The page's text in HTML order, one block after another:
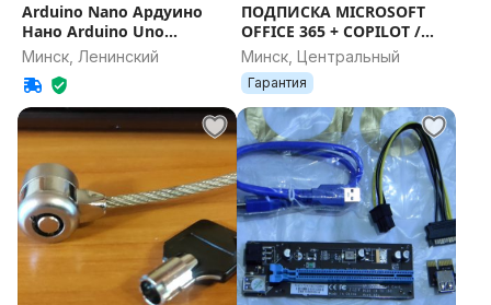
Arduino Nano Ардуино
Нано Arduino Uno
ATmega328PB
Минск, Ленинский
ПОДПИСКА MICROSOFT
OFFICE 365 + COPILOT /
АКТИВАЦИЯ / ГАРАНТИЯ
Минск, Центральный
Гарантия